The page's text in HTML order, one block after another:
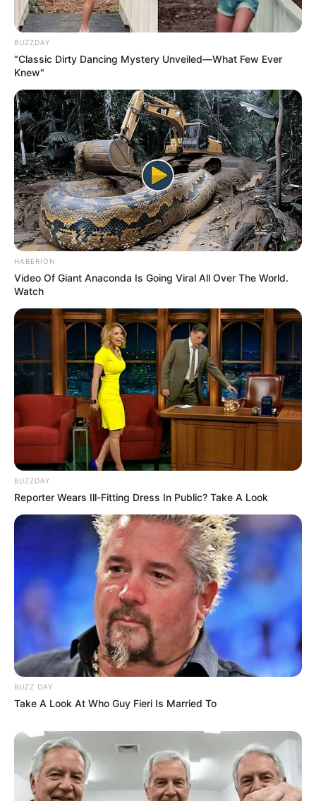
BUZZDAY
“Classic Dirty Dancing Mystery Unveiled—What Few Ever
Knew"
HABERION
Video Of Giant Anaconda Is Going Viral All Over The World.
Watch
BUZZDAY
Reporter Wears Ill-Fitting Dress In Public? Take A Look
BUZZ DAY
Take A Look At Who Guy Fieri Is Married To